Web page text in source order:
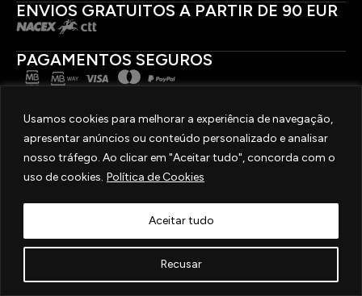
Usamos cookies para melhorar a experiência de navegação,
apresentar anúncios ou conteúdo personalizado e analisar
nosso tráfego. Ao clicar em "Aceitar tudo", concorda com o
uso de cookies. Política de Cookies
Recusar
Aceitar tudo
ENVIOS GRATUITOS A PARTIR DE 90 EUR
PAGAMENTOS SEGUROS
SIGA-NOS
2025 © OURIVESARIA FRADIZELA
TODOS OS DIREITOS RESERVADOS. | REAL WEBSITE BYMILIGRAM